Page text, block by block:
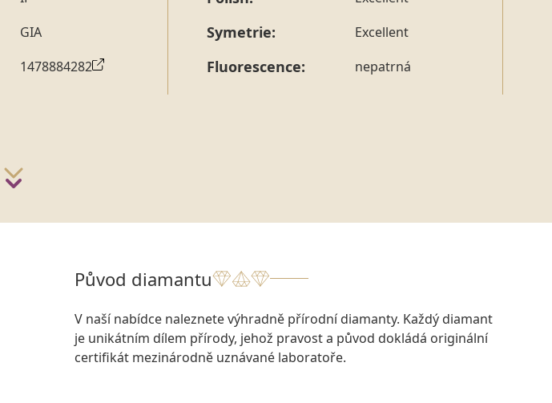
Pro sdělení skladové velikosti tohoto konkrétního prstenu nás můžete
GIA
1478884282
Symetrie: Excellent
Fluorescence: nepatrná
Původ diamantu
V naší nabídce naleznete výhradně přírodní diamanty. Každý diamant
je unikátním dílem přírody, jehož pravost a původ dokládá originální
certifikát mezinárodně uznávané laboratoře.